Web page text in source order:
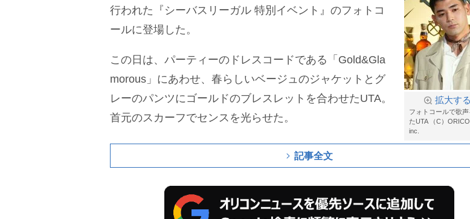
拡大する
フォトコールで歌声
たUTA （C）
inc.
行われた『シーバスリーガル 特別イベント』のフォトコ
ールに登場した。
この日は、パーティーのドレスコードである「Gold&Gla
morous」にあわせ、春らしいベージュのジャケットとグ
レーのパンツにゴールドのブレスレットを合わせたUTA。
首元のスカーフでセンスを光らせた。
記事全文